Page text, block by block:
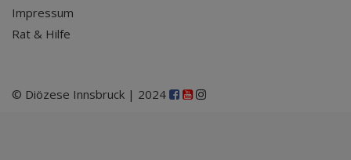
Impressum
Rat & Hilfe
© Diözese Innsbruck | 2024